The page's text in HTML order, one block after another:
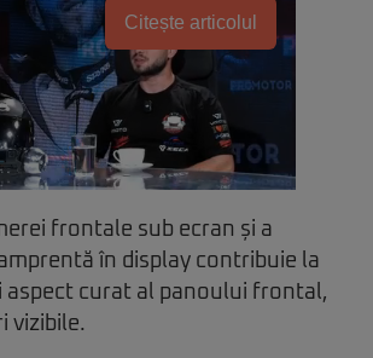
Citește articolul
frontale sub ecran și a
în display contribuie la
aspect curat al panoului frontal,
vizibile.